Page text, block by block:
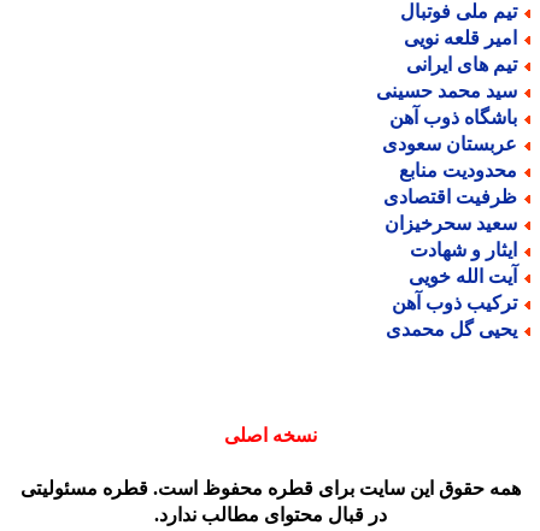
ملی فوتبال
قلعه نویی
های ایرانی
محمد حسینی
ذوب آهن
سعودی
منابع
اقتصادی
سحرخیزان
و شهادت
الله خویی
ذوب آهن
گل محمدی
نسخه اصلی
حقوق این سایت برای قطره محفوظ است. قطره مسئولیتی
در قبال محتوای مطالب ندارد.